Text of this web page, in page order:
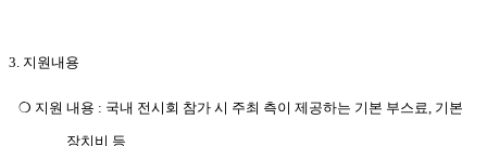
3. 지원내용
❍ 지원 내용 : 국내 전시회 참가 시 주최 측이 제공하는 기본 부스료, 기본
장치비 등